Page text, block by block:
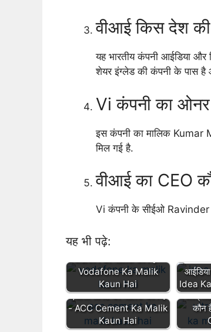
वीआई किस देश
यह भारतीय कंपनी आईडिया और
शेयर इंग्लेड की कंपनी के पास है
Vi कंपनी का
इस कंपनी का मालिक Kumar
मिल गई है.
वीआई का CEO
Vi कंपनी के सीईओ Ravinder
यह भी पढ़े:
वोडाफोन का मालिक कौन है -
Vodafone Ka Malik
Kaun Hai
Idea
एसीसी सीमेंट का मालिक कौन है
- ACC Cement Ka Malik
Kaun Hai
कौन